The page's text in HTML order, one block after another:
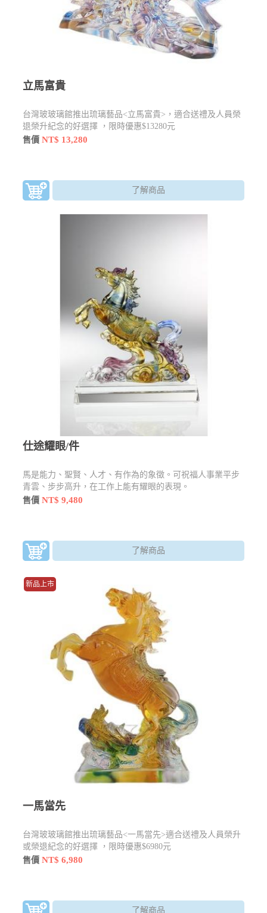
立馬富貴
台灣玻玻璃館推出琉璃藝品<立馬富貴>，適合送禮及人員榮
退榮升紀念的好選擇 ，限時優惠$13280元
售價NT$ 13,280
了解商品
仕途耀眼/件
馬是能力、聖賢、人才、有作為的象徵。可祝福人事業平步
青雲、步步高升，在工作上能有耀眼的表現。
售價NT$ 9,480
了解商品
新品上市
一馬當先
台灣玻玻璃館推出琉璃藝品<一馬當先>適合送禮及人員榮升
或榮退紀念的好選擇 ，限時優惠$6980元
售價NT$ 6,980
了解商品